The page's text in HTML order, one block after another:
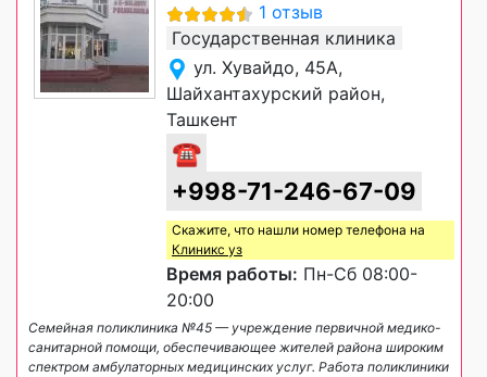
1 отзыв
Государственная клиника
ул. Хувайдо, 45А,
Шайхантахурский район,
Ташкент
☎
+998-71-246-67-09
Скажите, что нашли номер телефона на
Клиникс уз
Время работы: Пн-Сб 08:00-
20:00
Семейная поликлиника №45 — учреждение первичной медико-
санитарной помощи, обеспечивающее жителей района широким
спектром амбулаторных медицинских услуг. Работа поликлиники